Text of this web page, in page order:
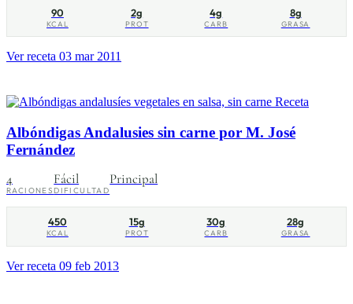
90
KCAL
2g
PROT
4g
CARB
8g
GRASA
Ver receta 03 mar 2011
Receta
Albóndigas Andalusies sin carne por M. José
Fernández
4
RACIONES
Fácil
DIFICULTAD
Principal
450
KCAL
15g
PROT
30g
CARB
28g
GRASA
Ver receta 09 feb 2013